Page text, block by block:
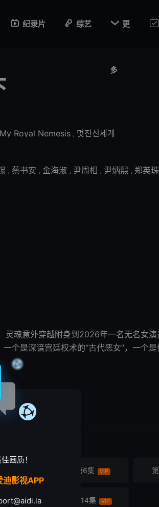
纪录片 综艺  更
多
My Royal Nemesis , 멋진신세계
, 蔡书安 , 金海淑 , 尹周相 , 尹炳熙 , 郑英珠
灵魂意外穿越附身到2026年一名无名女
个是深谙宫廷权术的“古代恶女”，一个
第6集 VIP
13集 VIP 第14集 VIP
画质！
迪影视APP